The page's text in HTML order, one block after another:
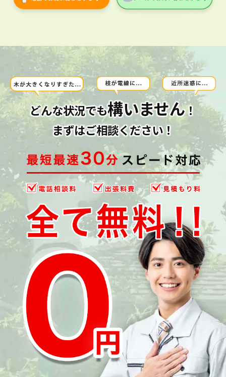
どんな状況でも構いません！
まずはご相談ください！